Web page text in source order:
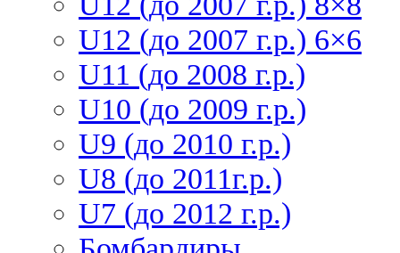
U12 (до 2007 г.р.) 6×6
U11 (до 2008 г.р.)
U10 (до 2009 г.р.)
U9 (до 2010 г.р.)
U8 (до 2011г.р.)
U7 (до 2012 г.р.)